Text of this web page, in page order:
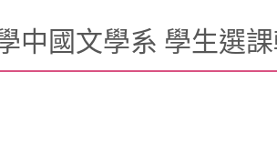
中國文學系 學生選